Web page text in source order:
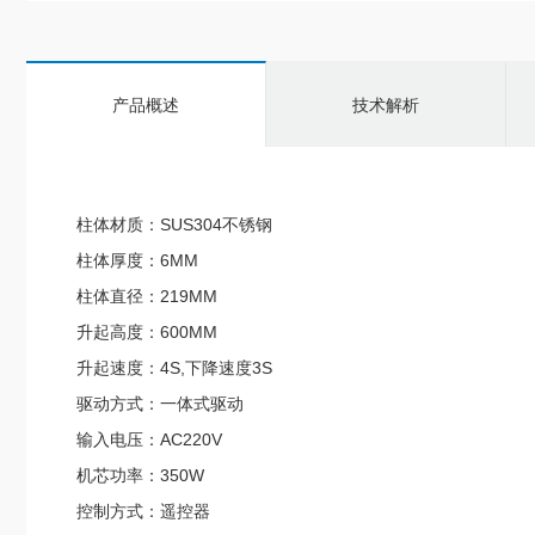
产品概述 技术解析
柱体材质：SUS304不锈钢
柱体厚度：6MM
柱体直径：219MM
升起高度：600MM
升起速度：4S,下降速度3S
驱动方式：一体式驱动
输入电压：AC220V
机芯功率：350W
控制方式：遥控器